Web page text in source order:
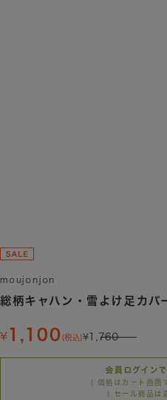
moujonjon
総柄キャハン・雪よけ足カバ
1,100 (税込) 1,760
会員ログイン
( 価格はカート画面
( セール商品は